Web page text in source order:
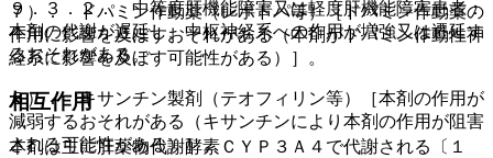
７）． ドパミン作動薬（レボドパ等）［ドパミン作動薬の
作用に影響を及ぼすおそれがある（本剤がドパミン作動性神
経系に影響を及ぼす可能性がある）］。
８）． キサンチン製剤（テオフィリン等）［本剤の作用が
減弱するおそれがある（キサンチンにより本剤の作用が阻害
される可能性がある）］。
９．３．２． 中等度肝機能障害又は軽度肝機能障害患者：
本剤の代謝が遅延し、中枢神経系への作用が増強又は遷延す
るおそれがある。
相互作用
本剤は主に肝薬物代謝酵素ＣＹＰ３Ａ４で代謝される〔１